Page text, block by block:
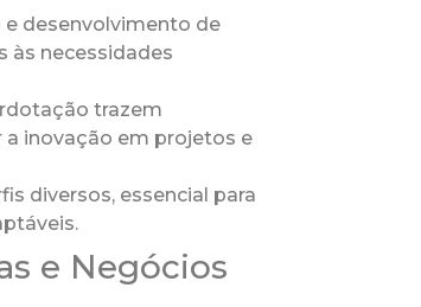
e desenvolvimento de
às necessidades
trazem
a inovação em projetos e
diversos, essencial para
e Negócios